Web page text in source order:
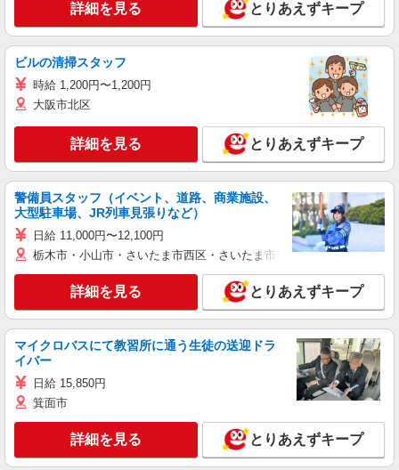
詳細を見る とりあえずキープ
ビルの清掃スタッフ
時給 1,200円〜1,200円
大阪市北区
詳細を見る とりあえずキープ
警備員スタッフ（イベント、道路、商業施設、
大型駐車場、JR列車見張りなど）
日給 11,000円〜12,100円
栃木市・小山市・さいたま市西区・さいたま市岩槻区・久喜市・蓮田
詳細を見る とりあえずキープ
マイクロバスにて教習所に通う生徒の送迎ドラ
イバー
日給 15,850円
箕面市
詳細を見る とりあえずキープ